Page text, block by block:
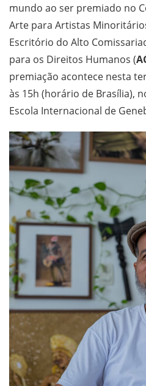
mundo ao ser premiado no
Arte para Artistas
Escritório do Alto
para os Direitos Humanos (
premiação acontece nesta
às 15h (horário de Brasília),
Escola Internacional de